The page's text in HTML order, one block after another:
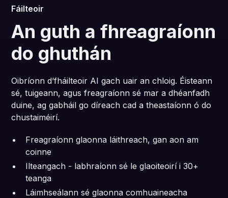
Fáilteoir
An guth a fhreagraíonn
do ghuthán
Oibríonn d’fháilteoir AI gach uair an chloig. Éisteann
sé, tuigeann, agus freagraíonn sé mar a dhéanfadh
duine, ag gabháil go díreach cad a theastaíonn ó do
chustaiméirí.
Freagraíonn glaonna láithreach, gan aon am
coinne
Ilteangach - labhraíonn sé le glaoiteoirí i 30+
teanga
Láimhseálann sé glaonna comhuaineacha